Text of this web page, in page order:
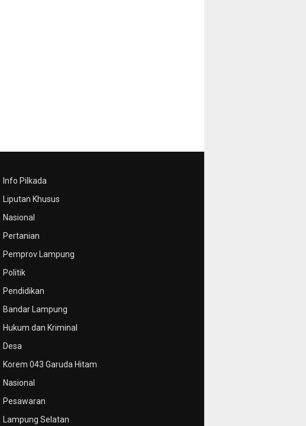
Info Pilkada
Liputan Khusus
Nasional
Pertanian
Pemprov Lampung
Politik
Pendidikan
Bandar Lampung
Hukum dan Kriminal
Desa
Korem 043 Garuda Hitam
Nasional
Pesawaran
Lampung Selatan